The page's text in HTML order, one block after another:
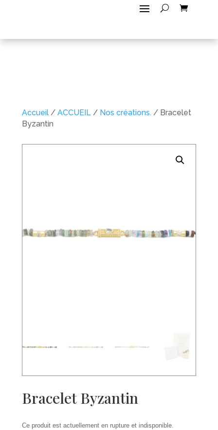
Accueil/ ACCUEIL/ Nos créations./ Bracelet
Byzantin
Bracelet Byzantin
Ce produit est actuellement en rupture et indisponible.